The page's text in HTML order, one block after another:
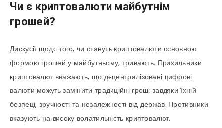
Чи є криптовалюти майбутнім
грошей?
Дискусії щодо того, чи стануть криптовалюти основною
формою грошей у майбутньому, тривають. Прихильники
криптовалют вважають, що децентралізовані цифрові
валюти можуть замінити традиційні гроші завдяки їхній
безпеці, зручності та незалежності від держав. Противники
вказують на високу волатильність криптовалют,